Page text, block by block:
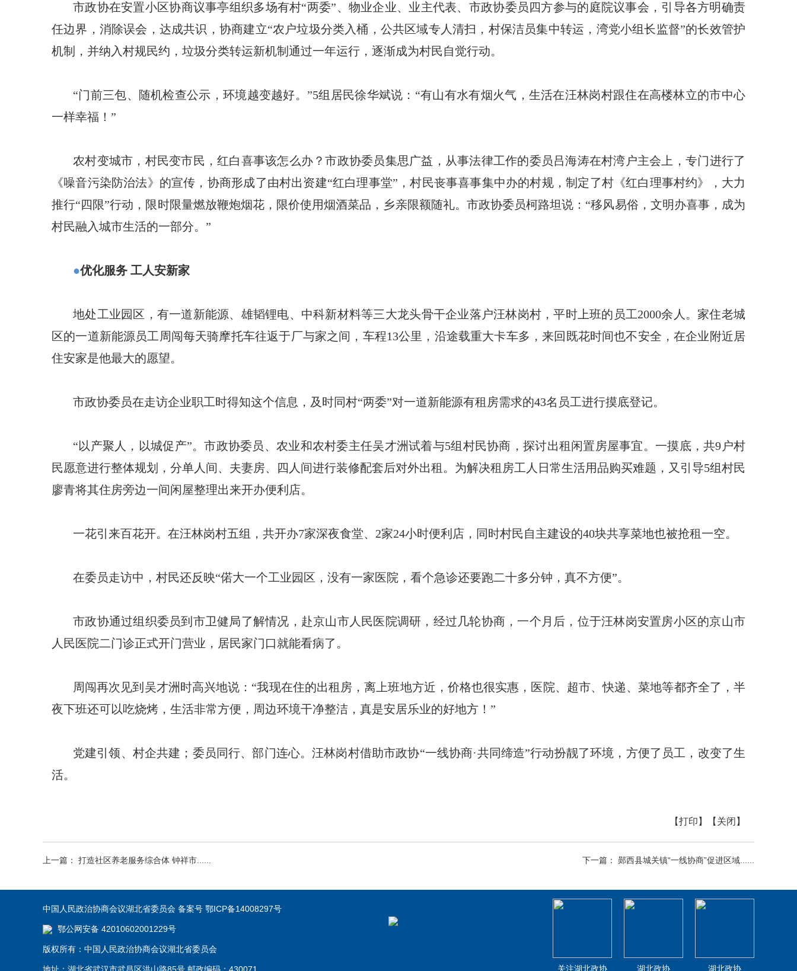
市政协在安置小区协商议事亭组织多场有村“两委”、物业企业、业主代表、市政协委员四方参与的庭院议事会，引导各方明确责
任边界，消除误会，达成共识，协商建立“农户垃圾分类入桶，公共区域专人清扫，村保洁员集中转运，湾党小组长监督”的长效管护
机制，并纳入村规民约，垃圾分类转运新机制通过一年运行，逐渐成为村民自觉行动。
“门前三包、随机检查公示，环境越变越好。”5组居民徐华斌说：“有山有水有烟火气，生活在汪林岗村跟住在高楼林立的市中心
一样幸福！”
农村变城市，村民变市民，红白喜事该怎么办？市政协委员集思广益，从事法律工作的委员吕海涛在村湾户主会上，专门进行了
《噪音污染防治法》的宣传，协商形成了由村出资建“红白理事堂”，村民丧事喜事集中办的村规，制定了村《红白理事村约》，大力
推行“四限”行动，限时限量燃放鞭炮烟花，限价使用烟酒菜品，乡亲限额随礼。 市政协委员柯路坦说：“移风易俗，文明办喜事，成为
村民融入城市生活的一部分。”
●优化服务 工人安新家
地处工业园区，有一道新能源、雄韬锂电、中科新材料等三大龙头骨干企业落户汪林岗村，平时上班的员工2000余人。家住老城
区的一道新能源员工周闯每天骑摩托车往返于厂与家之间，车程13公里，沿途载重大卡车多，来回既花时间也不安全，在企业附近居
住安家是他最大的愿望。
市政协委员在走访企业职工时得知这个信息，及时同村“两委”对一道新能源有租房需求的43名员工进行摸底登记。
“以产聚人，以城促产”。市政协委员、农业和农村委主任吴才洲试着与5组村民协商，探讨出租闲置房屋事宜。一摸底，共9户村
民愿意进行整体规划，分单人间、夫妻房、四人间进行装修配套后对外出租。为解决租房工人日常生活用品购买难题，又引导5组村民
廖青将其住房旁边一间闲屋整理出来开办便利店。
一花引来百花开。在汪林岗村五组，共开办7家深夜食堂、2家24小时便利店，同时村民自主建设的40块共享菜地也被抢租一空。
在委员走访中，村民还反映“偌大一个工业园区，没有一家医院，看个急诊还要跑二十多分钟，真不方便”。
市政协通过组织委员到市卫健局了解情况，赴京山市人民医院调研，经过几轮协商，一个月后，位于汪林岗安置房小区的京山市
人民医院二门诊正式开门营业，居民家门口就能看病了。
周闯再次见到吴才洲时高兴地说：“我现在住的出租房，离上班地方近，价格也很实惠，医院、超市、快递、菜地等都齐全了，半
夜下班还可以吃烧烤，生活非常方便，周边环境干净整洁，真是安居乐业的好地方！”
党建引领、村企共建；委员同行、部门连心。汪林岗村借助市政协“一线协商·共同缔造”行动扮靓了环境，方便了员工，改变了生
活。
【打印】 【关闭】
上一篇： 打造社区养老服务综合体 钟祥市...... 下一篇： 郧西县城关镇“一线协商”促进区域......
中国人民政治协商会议湖北省委员会 备案号 鄂ICP备14008297号
鄂公网安备 42010602001229号
版权所有：中国人民政治协商会议湖北省委员会
关注湖北政协 湖北政协 湖北政协